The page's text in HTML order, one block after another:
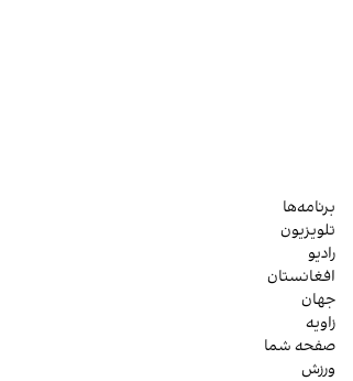
برنامه‌ها
تلویزیون
رادیو
افغانستان
جهان
زاویه
صفحه شما
ورزش